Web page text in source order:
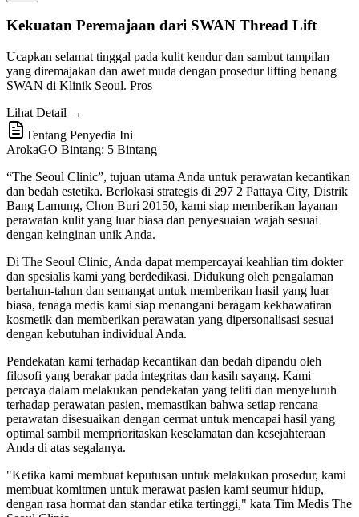
Kekuatan Peremajaan dari SWAN Thread Lift
Ucapkan selamat tinggal pada kulit kendur dan sambut tampilan
yang diremajakan dan awet muda dengan prosedur lifting benang
SWAN di Klinik Seoul. Pros
Lihat Detail →
Tentang Penyedia Ini
ArokaGO Bintang: 5 Bintang
“The Seoul Clinic”, tujuan utama Anda untuk perawatan kecantikan
dan bedah estetika. Berlokasi strategis di 297 2 Pattaya City, Distrik
Bang Lamung, Chon Buri 20150, kami siap memberikan layanan
perawatan kulit yang luar biasa dan penyesuaian wajah sesuai
dengan keinginan unik Anda.
Di The Seoul Clinic, Anda dapat mempercayai keahlian tim dokter
dan spesialis kami yang berdedikasi. Didukung oleh pengalaman
bertahun-tahun dan semangat untuk memberikan hasil yang luar
biasa, tenaga medis kami siap menangani beragam kekhawatiran
kosmetik dan memberikan perawatan yang dipersonalisasi sesuai
dengan kebutuhan individual Anda.
Pendekatan kami terhadap kecantikan dan bedah dipandu oleh
filosofi yang berakar pada integritas dan kasih sayang. Kami
percaya dalam melakukan pendekatan yang teliti dan menyeluruh
terhadap perawatan pasien, memastikan bahwa setiap rencana
perawatan disesuaikan dengan cermat untuk mencapai hasil yang
optimal sambil memprioritaskan keselamatan dan kesejahteraan
Anda di atas segalanya.
"Ketika kami membuat keputusan untuk melakukan prosedur, kami
membuat komitmen untuk merawat pasien kami seumur hidup,
dengan rasa hormat dan standar etika tertinggi," kata Tim Medis The